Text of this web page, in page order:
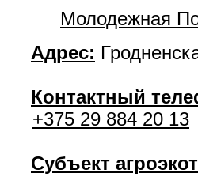
Молодежная
Адрес:
Контактный
+375 29 884 20 13
Субъект